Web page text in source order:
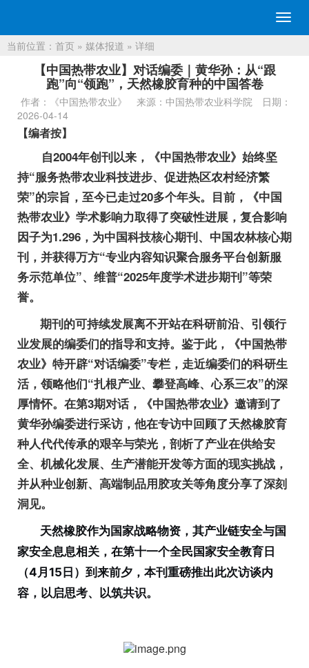
切
换
当前位置： 首页 » 媒体报道 » 详细
【中国热带农业】对话编委｜黄华孙：从“跟
跑”向“领跑”，天然橡胶育种的中国答卷
作者：《中国热带农业》 来源：中国热带农业科学院
日期：
2026-04-14
【编者按】
自2004年创刊以来，《中国热带农业》始终坚
持“服务热带农业科技进步、促进热区农村经济繁
荣”的宗旨，至今已走过20多个年头。目前，《中国
热带农业》学术影响力取得了突破性进展，复合影响
因子为1.296，为中国科技核心期刊、中国农林核心期
刊，并获得万方“专业内容知识聚合服务平台创新服
务示范单位”、维普“2025年度学术进步期刊”等荣
誉。
期刊的可持续发展离不开站在科研前沿、引领行
业发展的编委们的指导和支持。鉴于此，《中国热带
农业》特开辟“对话编委”专栏，走近编委们的科研生
活，领略他们“扎根产业、攀登高峰、心系三农”的深
厚情怀。在第3期对话，《中国热带农业》邀请到了
黄华孙编委进行采访，他在专访中回顾了天然橡胶育
种人代代传承的艰辛与荣光，剖析了产业在供给安
全、机械化发展、生产潜能开发等方面的现实挑战，
并从种业创新、高端制品用胶攻关等角度分享了深刻
洞见。
天然橡胶作为国家战略物资，其产业链安全与国
家安全息息相关， 在第十一个全民国家安全教育日
（4月15日）到来前夕，本刊重磅推出此次访谈内
容，以启思考、以筑共识。